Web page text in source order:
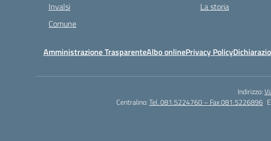
Invalsi
Comune
La storia
Amministrazione TrasparenteAlbo onlinePrivacy Policy
Indirizzo:
Centralino:Tel. 081.5224760 – Fax 081.5226896